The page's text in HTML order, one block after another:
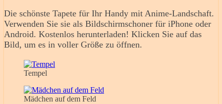
Die schönste Tapete für Ihr Handy mit Anime-Landschaft.
Verwenden Sie sie als Bildschirmschoner für iPhone oder
Android. Kostenlos herunterladen! Klicken Sie auf das
Bild, um es in voller Größe zu öffnen.
Tempel
Mädchen auf dem Feld